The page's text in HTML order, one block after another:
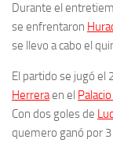
Durante el
se enfrentaron
se llevo a cabo el
El partido se jugó el
Herreraen el
Con dos goles de
quemero ganó por